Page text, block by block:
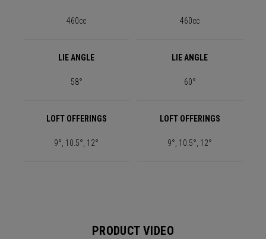
460cc 460cc
LIE ANGLE LIE ANGLE
58° 60°
LOFT OFFERINGS LOFT OFFERINGS
9°, 10.5°, 12° 9°, 10.5°, 12°
PRODUCT VIDEO